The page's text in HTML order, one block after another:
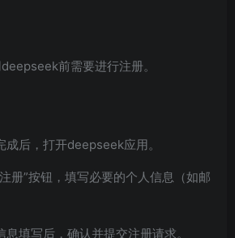
前需要进行注册。
成后，打开deepseek应用。
注册”按钮，填写必要的个人信息（如邮
息填写后，确认并提交注册请求。